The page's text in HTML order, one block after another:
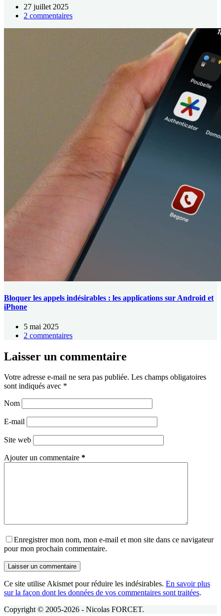
27 juillet 2025
2 commentaires
Bloquer les appels indésirables : les applications sur Android et
iPhone
5 mai 2025
2 commentaires
Laisser un commentaire
Votre adresse e-mail ne sera pas publiée. Les champs obligatoires
sont indiqués avec *
Nom
E-mail
Site web
Ajouter un commentaire *
Enregistrer mon nom, mon e-mail et mon site dans ce navigateur
pour mon prochain commentaire.
Laisser un commentaire
Ce site utilise Akismet pour réduire les indésirables. En savoir plus
sur la façon dont les données de vos commentaires sont traitées.
Copyright © 2005-2026 - Nicolas FORCET.